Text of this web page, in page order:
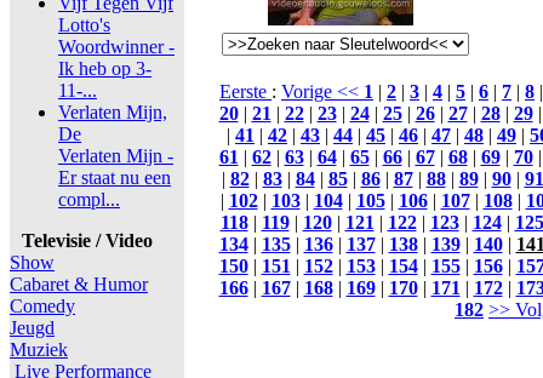
Lotto's
Woordwinner -
Ik heb op 3-
11-...
Verlaten Mijn,
De
Verlaten Mijn -
Er staat nu een
compl...
Televisie / Video
Show
Cabaret & Humor
Comedy
Jeugd
Muziek
Live Performance
Eerste : Vorige << 1 | 2 | 3 | 4 | 5 | 6 | 7 | 8
20| 21| 22| 23| 24| 25| 26| 27| 28| 29
| 41 | 42 | 43 | 44 | 45 | 46 | 47 | 48 | 49 |
61| 62| 63| 64| 65| 66| 67| 68| 69| 70
| 82| 83| 84| 85| 86| 87| 88| 89| 90| 91
| 102| 103| 104| 105| 106| 107| 108|
118| 119| 120| 121| 122| 123| 124| 125
134| 135| 136| 137| 138| 139| 140|
150| 151| 152| 153| 154| 155| 156|
166| 167| 168| 169| 170| 171| 172|
182 >>